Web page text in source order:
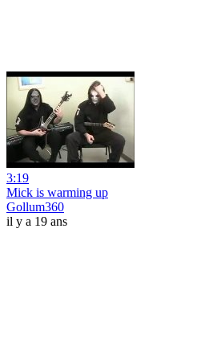
3:19
Mick is warming up
Gollum360
il y a 19 ans